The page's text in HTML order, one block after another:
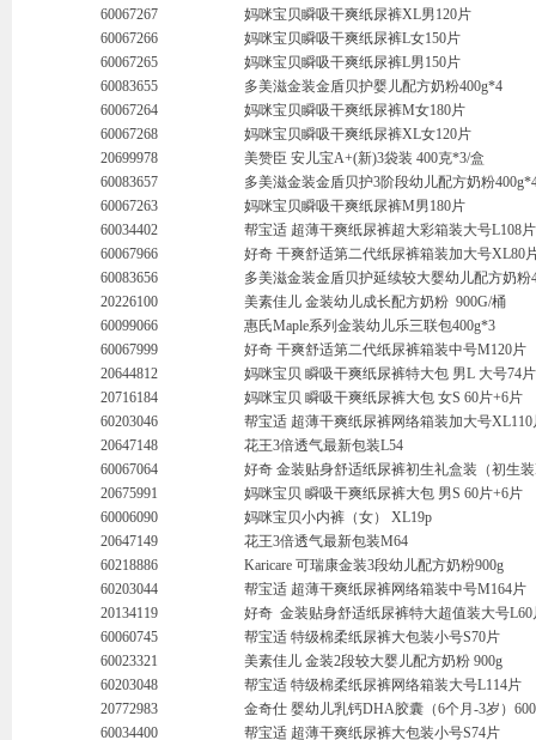
60067267
妈咪宝贝瞬吸干爽纸尿裤XL男120片
60067266
妈咪宝贝瞬吸干爽纸尿裤L女150片
60067265
妈咪宝贝瞬吸干爽纸尿裤L男150片
60083655
多美滋金装金盾贝护婴儿配方奶粉400g*4
60067264
妈咪宝贝瞬吸干爽纸尿裤M女180片
60067268
妈咪宝贝瞬吸干爽纸尿裤XL女120片
20699978
美赞臣 安儿宝A+(新)3袋装 400克*3/盒
60083657
多美滋金装金盾贝护3阶段幼儿配方奶粉
60067263
妈咪宝贝瞬吸干爽纸尿裤M男180片
60034402
帮宝适 超薄干爽纸尿裤超大彩箱装大号L108片
60067966
好奇 干爽舒适第二代纸尿裤箱装加大号XL80
60083656
多美滋金装金盾贝护延续较大婴幼儿配方奶粉
20226100
美素佳儿 金装幼儿成长配方奶粉 900G/桶
60099066
惠氏Maple系列金装幼儿乐三联包400g*3
60067999
好奇 干爽舒适第二代纸尿裤箱装中号M120片
20644812
妈咪宝贝 瞬吸干爽纸尿裤特大包 男L 大号74
20716184
妈咪宝贝 瞬吸干爽纸尿裤大包 女S 60片+6片
60203046
帮宝适 超薄干爽纸尿裤网络箱装加大号XL110
20647148
花王3倍透气最新包装L54
60067064
好奇 金装贴身舒适纸尿裤初生礼盒装（初生
20675991
妈咪宝贝 瞬吸干爽纸尿裤大包 男S 60片+6片
60006090
妈咪宝贝小内裤（女） XL19p
20647149
花王3倍透气最新包装M64
60218886
Karicare 可瑞康金装3段幼儿配方奶粉900g
60203044
帮宝适 超薄干爽纸尿裤网络箱装中号M164片
20134119
好奇 金装贴身舒适纸尿裤特大超值装大号L60
60060745
帮宝适 特级棉柔纸尿裤大包装小号S70片
60023321
美素佳儿 金装2段较大婴儿配方奶粉 900g
60203048
帮宝适 特级棉柔纸尿裤网络箱装大号L114片
20772983
金奇仕 婴幼儿乳钙DHA胶囊（6个月-3岁）
60034400
帮宝适 超薄干爽纸尿裤大包装小号S74片